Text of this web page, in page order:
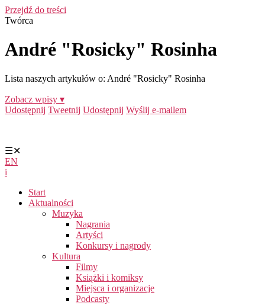
Przejdź do treści
Twórca
André "Rosicky" Rosinha
Lista naszych artykułów o: André "Rosicky" Rosinha
Zobacz wpisy ▾
Udostępnij Tweetnij Udostępnij Wyślij e-mailem
☰✕
EN
i
Start
Aktualności
Muzyka
Nagrania
Artyści
Konkursy i nagrody
Kultura
Filmy
Książki i komiksy
Miejsca i organizacje
Podcasty